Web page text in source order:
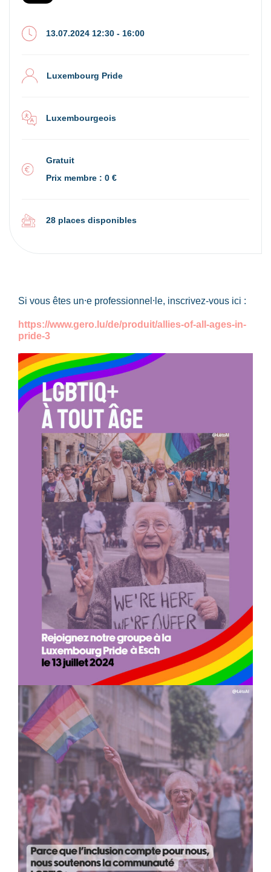
13.07.2024 12:30 - 16:00
Luxembourg Pride
Luxembourgeois
Gratuit
Prix membre : 0 €
28 places disponibles
Si vous êtes un⸱e professionnel⸱le, inscrivez-vous ici :
https://www.gero.lu/de/produit/allies-of-all-ages-in-
pride-3